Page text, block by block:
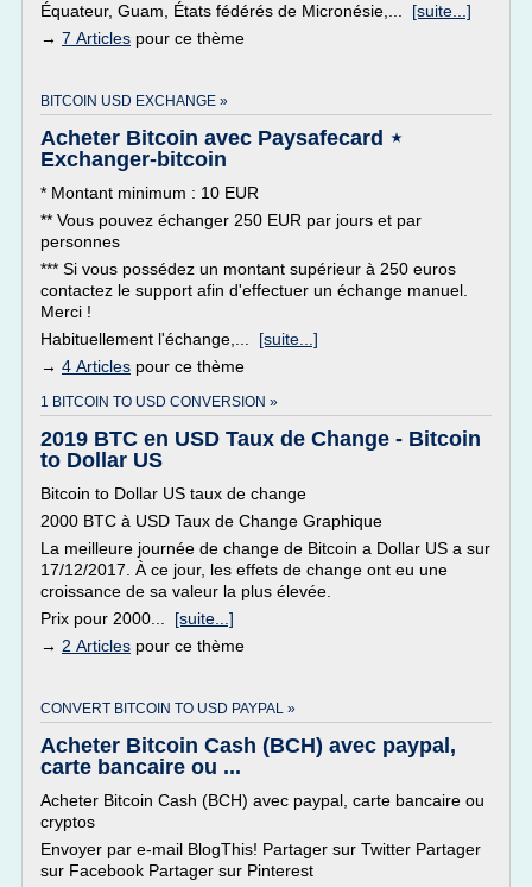
Équateur, Guam, États fédérés de Micronésie,... [suite...]
→ 7 Articles pour ce thème
BITCOIN USD EXCHANGE »
Acheter Bitcoin avec Paysafecard ⋆
Exchanger-bitcoin
* Montant minimum : 10 EUR
** Vous pouvez échanger 250 EUR par jours et par
personnes
*** Si vous possédez un montant supérieur à 250 euros
contactez le support afin d'effectuer un échange manuel.
Merci !
Habituellement l'échange,... [suite...]
→ 4 Articles pour ce thème
1 BITCOIN TO USD CONVERSION »
2019 BTC en USD Taux de Change - Bitcoin
to Dollar US
Bitcoin to Dollar US taux de change
2000 BTC à USD Taux de Change Graphique
La meilleure journée de change de Bitcoin a Dollar US a sur
17/12/2017. À ce jour, les effets de change ont eu une
croissance de sa valeur la plus élevée.
Prix pour 2000... [suite...]
→ 2 Articles pour ce thème
CONVERT BITCOIN TO USD PAYPAL »
Acheter Bitcoin Cash (BCH) avec paypal,
carte bancaire ou ...
Acheter Bitcoin Cash (BCH) avec paypal, carte bancaire ou
cryptos
Envoyer par e-mail BlogThis! Partager sur Twitter Partager
sur Facebook Partager sur Pinterest